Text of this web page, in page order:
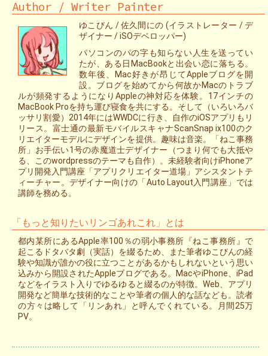
Author / Writer Painter
ゆこびん / 佐久間にの (イラストレーター / デ
ザイナー / iSOデベロッパー)
パソコンのパの字も知らない人生を送ってい
たが、ある日MacBookと出会い恋に落ちる。
数年後、Mac好きが昂じてAppleブログを開
設。ブログを始めてから何故かMacのトラブ
ルが頻発するようになりAppleの神対応を体験。17インチの
MacBook Proを持ち運び寝食を共にする。そして（いろいろバ
ッサリ割愛）2014年にはWWDCに行き、自作のiOSアプリもリ
リース。富士通の最新モバイルスキャナScanSnap ix100のク
リエイターモデルにデザインを提供。趣味は音楽。「ねこ事務
所」お手伝い1号の赤魔道士デザイナー（つまり何でも大抵や
る、このwordpressのテーマも自作）。未経験者向けiPhoneア
プリ開発入門講座「アプリクリエイター道場」アシスタントテ
ィーチャー。デザイナー向けの「Auto Layout入門講座」では
講師を務める。
「もっと知りたいリンゴあれこれ」とは
都内某所にあるApple率100％の弱小事務所『ねこ事務所』で
起こるドタバタ劇（実話）を綴るため、また筆者ゆこびんの経
験や知識が誰かの役に立つことがあるかもしれないという思い
込みから開設されたAppleブログである。MacやiPhone、iPad
などをイラスト入りでゆるゆると綴るのが特徴。Web、アプリ
開発など簡単な技術的なことや筆者の個人的な話なども。読者
の方々は略して「リンあれ」と呼んでくれている。月間25万
PV。